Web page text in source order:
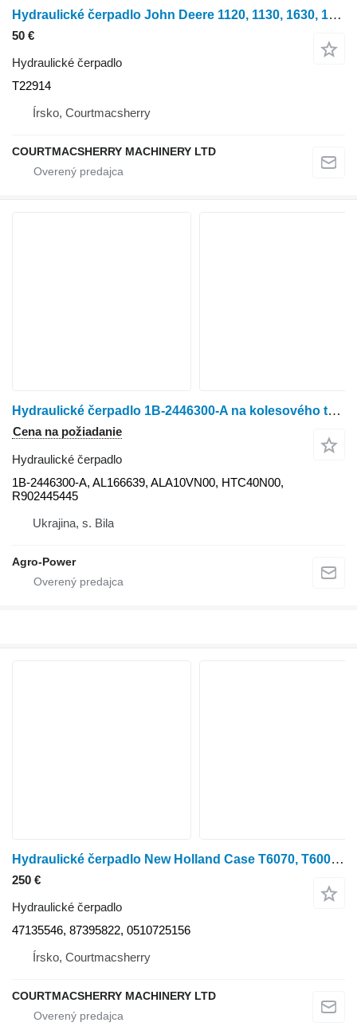
Hydraulické čerpadlo John Deere 1120, 1130, 1630, 1830 Hydraulic Pump Drive Shaft Coupler T22914 na kolesového traktora
50 €
Hydraulické čerpadlo
T22914
Írsko, Courtmacsherry
COURTMACSHERRY MACHINERY LTD
Hydraulické čerpadlo 1B-2446300-A na kolesového traktora John Deere
Cena na požiadanie
Hydraulické čerpadlo
1B-2446300-A, AL166639, ALA10VN00, HTC40N00,
R902445445
Ukrajina, s. Bila
Agro-Power
Hydraulické čerpadlo New Holland Case T6070, T6000, Tsa Hydraulic Pump 47135546, 87395822 na kolesového traktora T6070
250 €
Hydraulické čerpadlo
47135546, 87395822, 0510725156
Írsko, Courtmacsherry
COURTMACSHERRY MACHINERY LTD